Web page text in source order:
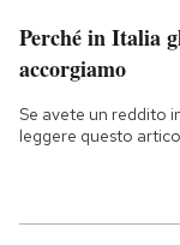
Perché in Italia
accorgiamo
Se avete un reddito
leggere questo